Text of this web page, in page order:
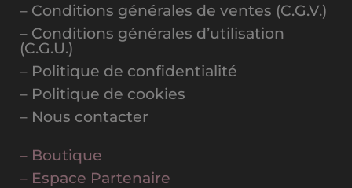
– Conditions générales de ventes (C.G.V.)
– Conditions générales d’utilisation
(C.G.U.)
– Politique de confidentialité
– Politique de cookies
– Nous contacter
– Boutique
– Espace Partenaire